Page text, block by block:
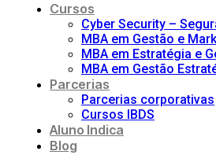
Cursos
Cyber Security –
MBA em Gestão e
MBA em Estratégia e
MBA em Gestão
Parcerias
Parcerias corporativas
Cursos IBDS
Aluno Indica
Blog